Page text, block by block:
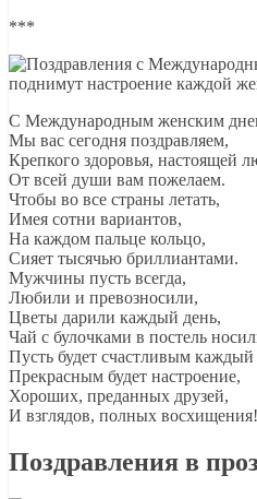
***
С Международным женским
Мы вас сегодня поздравляем,
Крепкого здоровья, настоящей
От всей души вам пожелаем.
Чтобы во все страны летать,
Имея сотни вариантов,
На каждом пальце кольцо,
Сияет тысячью бриллиантами.
Мужчины пусть всегда,
Любили и превозносили,
Цветы дарили каждый день,
Чай с булочками в постель
Пусть будет счастливым каждый
Прекрасным будет настроение,
Хороших, преданных друзей,
И взглядов, полных восхищения!
Поздравления в